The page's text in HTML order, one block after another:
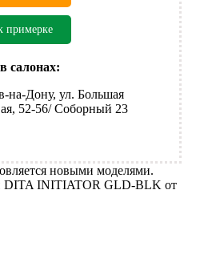
примерке
салонах:
на-Дону, ул. Большая
52-56/ Соборный 23
новыми моделями.
DITA INITIATOR GLD-BLK от